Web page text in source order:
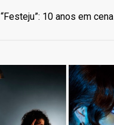
“Festeju”: 10 anos em cena